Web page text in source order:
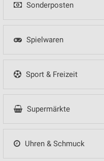
Sonderposten
Spielwaren
Sport & Freizeit
Supermärkte
Uhren & Schmuck